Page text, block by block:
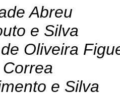
Abreu
e Silva
Oliveira
e Silva